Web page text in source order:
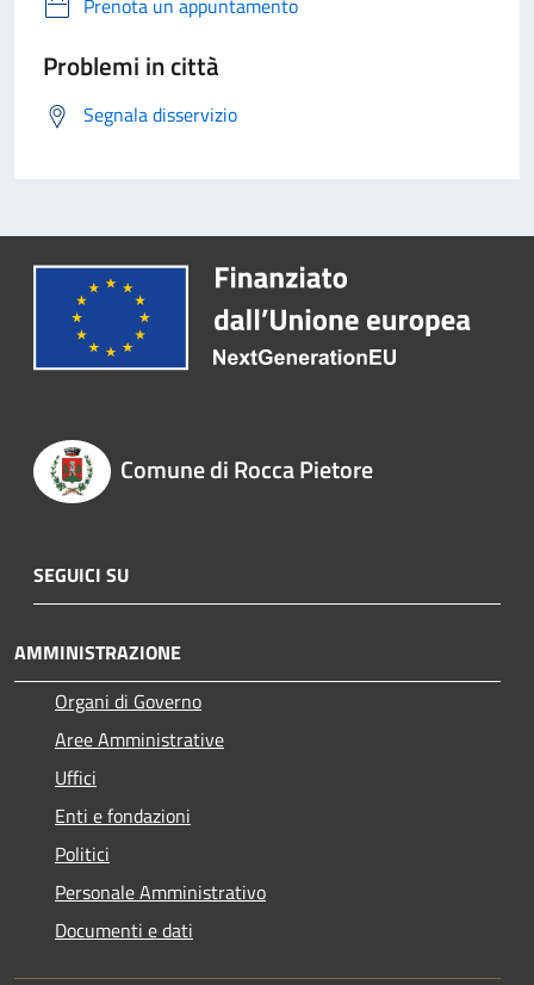
Prenota un appuntamento
Problemi in città
Segnala disservizio
Comune di Rocca Pietore
SEGUICI SU
AMMINISTRAZIONE
Organi di Governo
Aree Amministrative
Uffici
Enti e fondazioni
Politici
Personale Amministrativo
Documenti e dati